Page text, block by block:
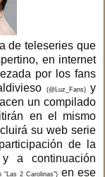
de teleseries que
en internet
por los fans
(@Luz_Fans)y
un compilado
en el mismo
su web serie
de la
a continuación
"Las 2 Carolinas")en ese